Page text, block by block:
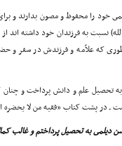
خود را محفوظ و مصون بدارند و
نسبت به فرزندان خود داشته اند
که علاّمه و فرزندش در سفر و
به تحصیل علم و دانش پرداخت و
ـ در پشت کتاب «فقیه من لا یحضره
دیلمى به تحصیل پرداختم و غالب